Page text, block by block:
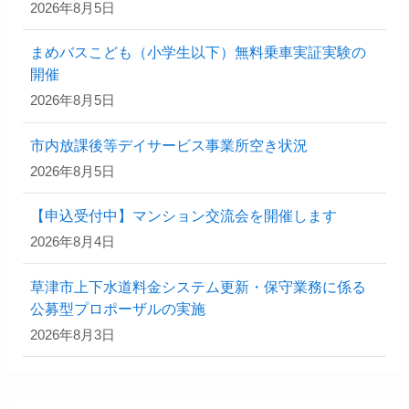
2026年8月5日
まめバスこども（小学生以下）無料乗車実証実験の
開催
2026年8月5日
市内放課後等デイサービス事業所空き状況
2026年8月5日
【申込受付中】マンション交流会を開催します
2026年8月4日
草津市上下水道料金システム更新・保守業務に係る
公募型プロポーザルの実施
2026年8月3日